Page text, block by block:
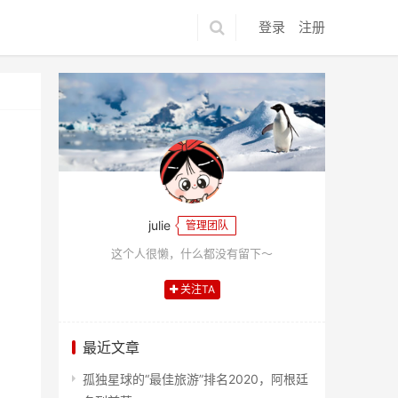
登录 注册
julie 管理团队
这个人很懒，什么都没有留下～
关注TA
最近文章
孤独星球的“最佳旅游”排名2020，阿根廷